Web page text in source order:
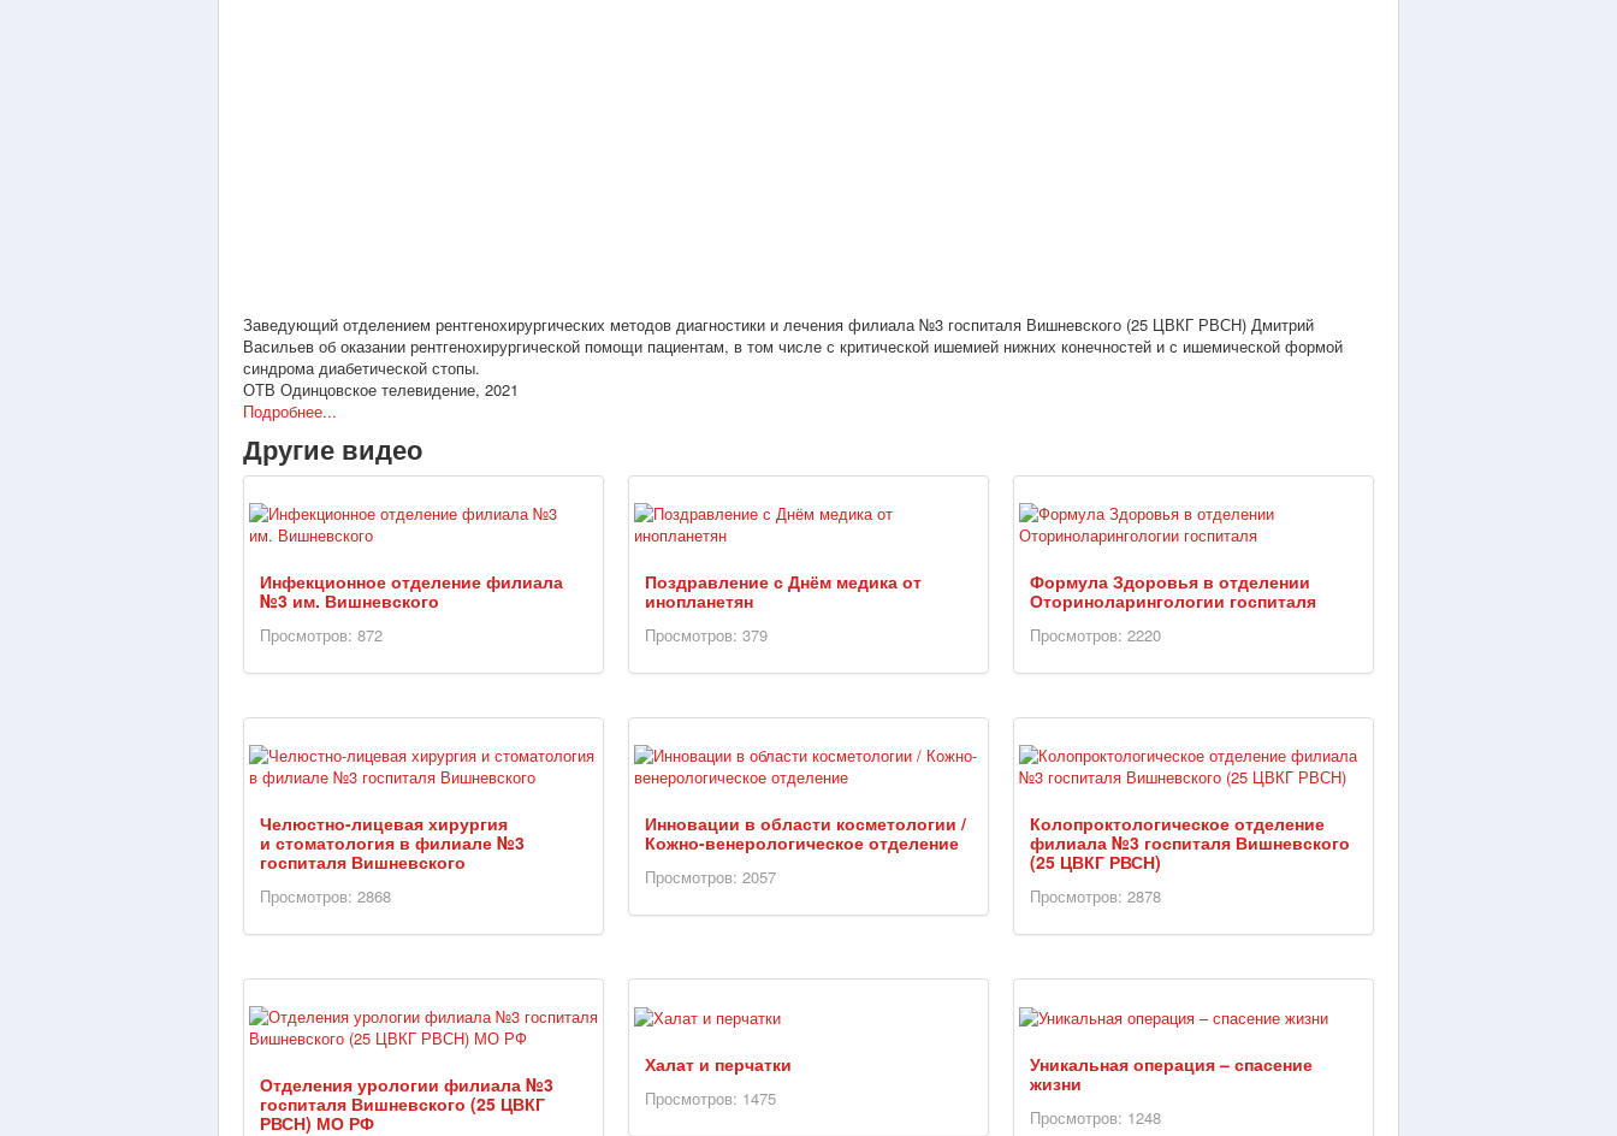
Заведующий отделением рентгенохирургических методов диагностики и лечения филиала №3 госпиталя Вишневского (25 ЦВКГ РВСН) Дмитрий
Васильев об оказании рентгенохирургической помощи пациентам, в том числе с критической ишемией нижних конечностей и с ишемической формой
синдрома диабетической стопы.
ОТВ Одинцовское телевидение, 2021
Подробнее...
Другие видео
Инфекционное отделение филиала
№3 им. Вишневского
Просмотров: 872
Поздравление с Днём медика от
инопланетян
Просмотров: 379
Формула Здоровья в отделении
Оториноларингологии госпиталя
Просмотров: 2220
Челюстно-лицевая хирургия
и стоматология в филиале №3
госпиталя Вишневского
Просмотров: 2868
Инновации в области косметологии /
Кожно-венерологическое отделение
Просмотров: 2057
Колопроктологическое отделение
филиала №3 госпиталя Вишневского
(25 ЦВКГ РВСН)
Просмотров: 2878
Отделения урологии филиала №3
госпиталя Вишневского (25 ЦВКГ
РВСН) МО РФ
Халат и перчатки
Просмотров: 1475
Уникальная операция – спасение
жизни
Просмотров: 1248